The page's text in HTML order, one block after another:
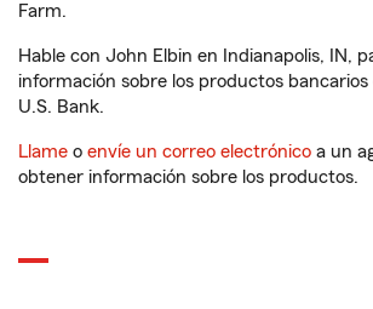
Farm.
Hable con John Elbin en Indianapolis, IN,
información sobre los productos bancarios
U.S. Bank.
Llame o envíe un correo electrónico a un
obtener información sobre los productos.